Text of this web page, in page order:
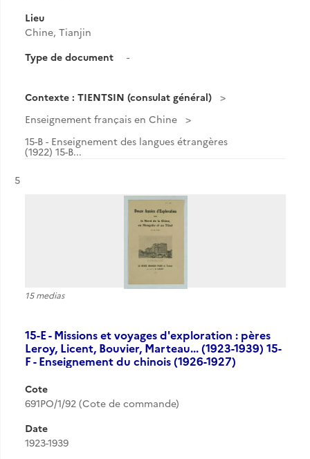
Lieu
Chine, Tianjin
Type de document
-
Contexte : TIENTSIN (consulat général)
Enseignement français en Chine
15-B - Enseignement des langues étrangères
(1922) 15-B...
Résultat n°
5
15 medias
15-E - Missions et voyages d'exploration : pères
Leroy, Licent, Bouvier, Marteau... (1923-1939) 15-
F - Enseignement du chinois (1926-1927)
Cote
691PO/1/92 (Cote de commande)
Date
1923-1939